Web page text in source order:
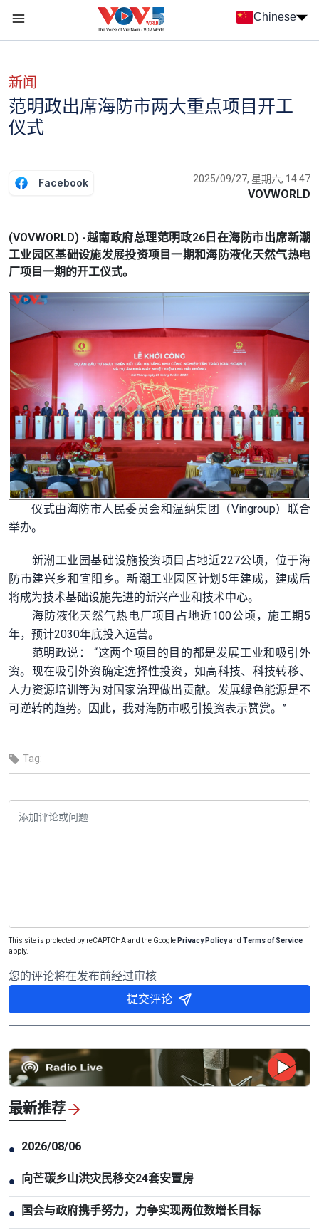
Chinese
新闻
范明政出席海防市两大重点项目开工
仪式
Facebook 2025/09/27, 星期六, 14:47
VOVWORLD
(VOVWORLD) -越南政府总理范明政26日在海防市出席新潮
工业园区基础设施发展投资项目一期和海防液化天然气热电
厂项目一期的开工仪式。
仪式由海防市人民委员会和温纳集团（Vingroup）联合
举办。
新潮工业园基础设施投资项目占地近227公顷，位于海
防市建兴乡和宜阳乡。新潮工业园区计划5年建成，建成后
将成为技术基础设施先进的新兴产业和技术中心。
海防液化天然气热电厂项目占地近100公顷，施工期5
年，预计2030年底投入运营。
范明政说： “这两个项目的目的都是发展工业和吸引外
资。现在吸引外资确定选择性投资，如高科技、科技转移、
人力资源培训等为对国家治理做出贡献。发展绿色能源是不
可逆转的趋势。因此，我对海防市吸引投资表示赞赏。”
Tag:
This site is protected by reCAPTCHA and the Google Privacy Policyand Terms of Service
apply.
您的评论将在发布前经过审核
提交评论
最新推荐
● 2026/08/06
● 向芒碳乡山洪灾民移交24套安置房
● 国会与政府携手努力，力争实现两位数增长目标